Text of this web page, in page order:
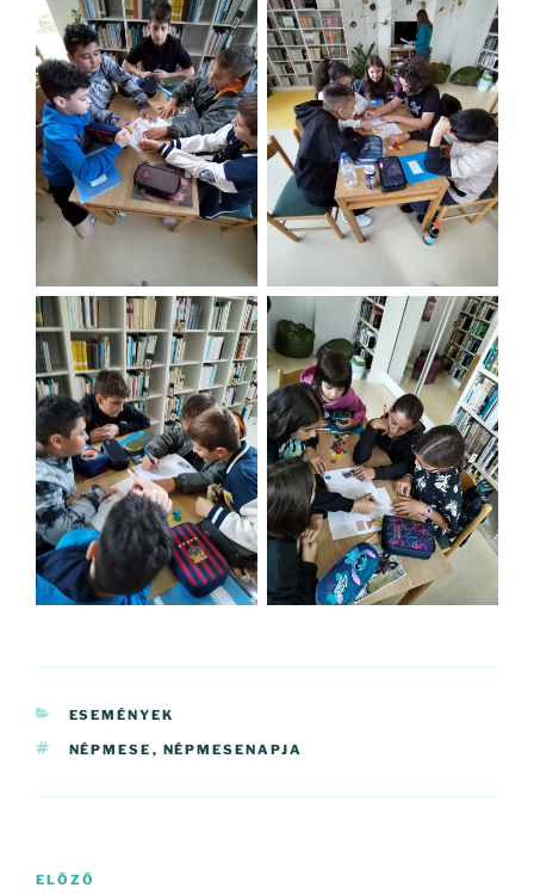
KATEGÓRIÁK
ESEMÉNYEK
CÍMKÉK
NÉPMESE , NÉPMESENAPJA
Bejegyzés
Korábbi
ELŐZŐ